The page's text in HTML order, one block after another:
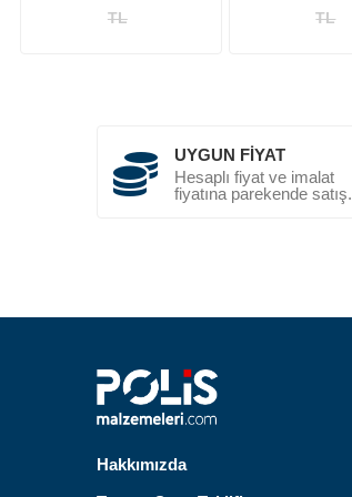
TL
TL
UYGUN FIYAT
Hesaplı fiyat ve imalat
fiyatına parekende satış.
Hakkımızda